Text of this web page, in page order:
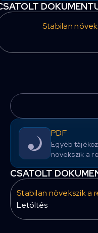
Stabilan
PDF
Egyéb
növekszik a
CSATOLT
Stabilan növekszik a
Letöltés